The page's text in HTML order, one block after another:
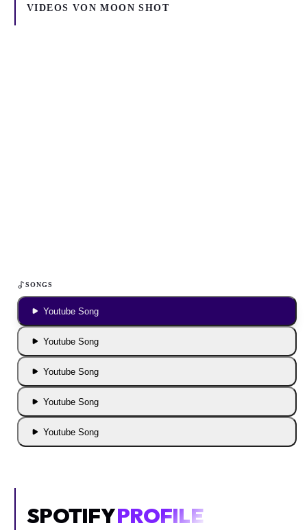
VIDEOS VONMOON SHOT
SONGS
Youtube Song
Youtube Song
Youtube Song
Youtube Song
Youtube Song
SPOTIFYPROFILE